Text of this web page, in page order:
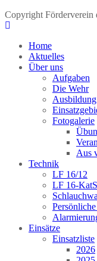
Copyright Förderverein
Home
Aktuelles
Über uns
Aufgaben
Die Wehr
Ausbildung
Fotogalerie
Aus
Technik
LF 16/12
LF 16-KatS
Einsätze
Einsatzliste
2026